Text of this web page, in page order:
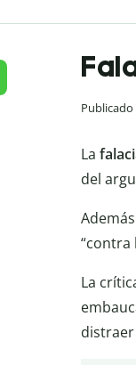
La
del
“contra
La